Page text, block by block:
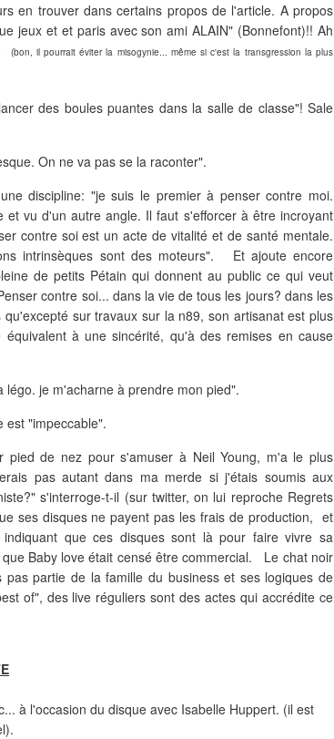
en trouver dans certains propos de l'article. A propos
jeux et et paris avec son ami ALAIN" (Bonnefont)!! Ah
(bon, il pourrait éviter la misogynie... même si c'est la transgression la plus
des boules puantes dans la salle de classe"! Sale
On ne va pas se la raconter".
discipline: "je suis le premier à penser contre moi.
et vu d'un autre angle. Il faut s'efforcer à être incroyant
contre soi est un acte de vitalité et de santé mentale.
intrinsèques sont des moteurs". Et ajoute encore
de petits Pétain qui donnent au public ce qui veut
contre soi... dans la vie de tous les jours? dans les
sur travaux sur la n89, son artisanat est plus
à une sincérité, qu'à des remises en cause
je m'acharne à prendre mon pied".
est "impeccable".
pied de nez pour s'amuser à Neil Young, m'a le plus
pas autant dans ma merde si j'étais soumis aux
s'interroge-t-il (sur twitter, on lui reproche Regrets
ses disques ne payent pas les frais de production, et
que ces disques sont là pour faire vivre sa
Baby love était censé être commercial. Le chat noir
partie de la famille du business et ses logiques de
of", des live réguliers sont des actes qui accrédite ce
à l'occasion du disque avec Isabelle Huppert. (il est